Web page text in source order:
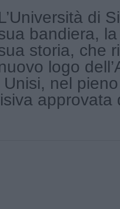
di
bandiera,
storia, che
logo
nel